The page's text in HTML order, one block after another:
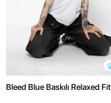
Bleed Blue Baskılı Relaxed Fit